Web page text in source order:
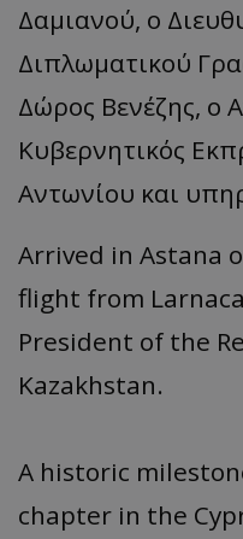
Δαμιανού, o
Διπλωματικού
Δώρος Βενέζης, ο
Κυβερνητικός
Αντωνίου και
Arrived in Astana
flight from
President of the
Kazakhstan.
A historic
chapter in the